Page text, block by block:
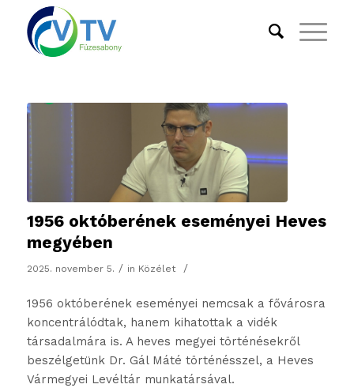
1956 októberének eseményei Heves
megyében
2025. november 5. / in Közélet /
1956 októberének eseményei nemcsak a fővárosra
koncentrálódtak, hanem kihatottak a vidék
társadalmára is. A heves megyei történésekről
beszélgetünk Dr. Gál Máté történésszel, a Heves
Vármegyei Levéltár munkatársával.